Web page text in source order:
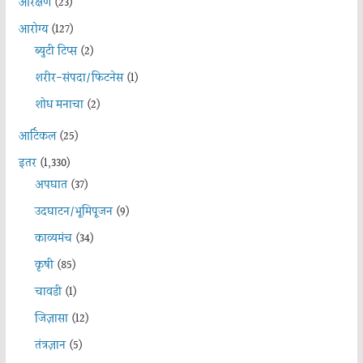
आरक्षण(23)
आरोग्य(127)
ब्युटी टिप्स(2)
शरीर-संपदा/फिटनेस(1)
शोध मनाचा(2)
आर्टिकल(25)
इतर(1,330)
अपघात(37)
उदघाटन/भूमिपूजन(9)
काव्यमंच(34)
कृषी(85)
चावडी(1)
जिज्ञासा(12)
तंत्रज्ञान(5)